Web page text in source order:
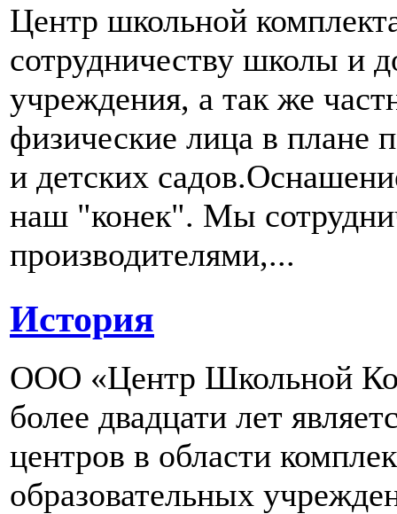
Центр школьной
сотрудничеству школы и
учреждения, а так же
физические лица в плане
и детских
наш "конек". Мы
производителями,...
История
ООО «Центр Школьной
более двадцати лет
центров в области
образовательных